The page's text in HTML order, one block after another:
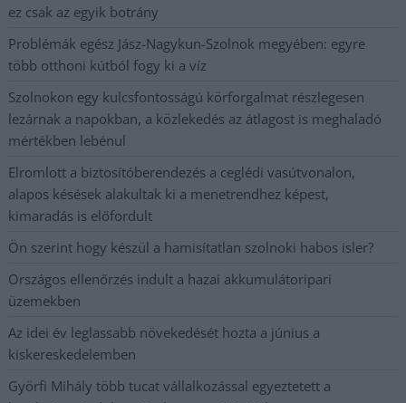
ez csak az egyik botrány
Problémák egész Jász-Nagykun-Szolnok megyében: egyre
több otthoni kútból fogy ki a víz
Szolnokon egy kulcsfontosságú körforgalmat részlegesen
lezárnak a napokban, a közlekedés az átlagost is meghaladó
mértékben lebénul
Elromlott a biztosítóberendezés a ceglédi vasútvonalon,
alapos késések alakultak ki a menetrendhez képest,
kimaradás is előfordult
Ön szerint hogy készül a hamisítatlan szolnoki habos isler?
Országos ellenőrzés indult a hazai akkumulátoripari
üzemekben
Az idei év leglassabb növekedését hozta a június a
kiskereskedelemben
Györfi Mihály több tucat vállalkozással egyeztetett a